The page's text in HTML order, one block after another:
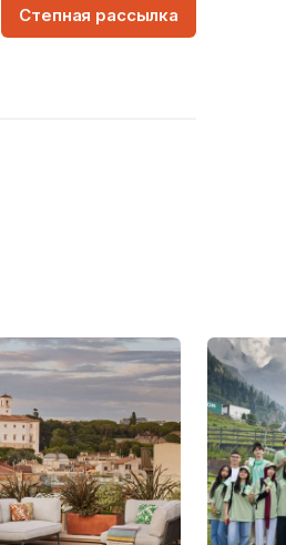
Степная рассылка